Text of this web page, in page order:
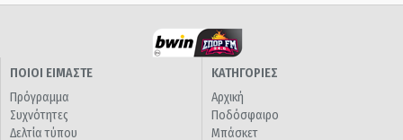
ΠΟΙΟΙ ΕΙΜΑΣΤΕ
Πρόγραμμα
Συχνότητες
Δελτία τύπου
ΚΑΤΗΓΟΡΙΕΣ
Αρχική
Ποδόσφαιρο
Μπάσκετ